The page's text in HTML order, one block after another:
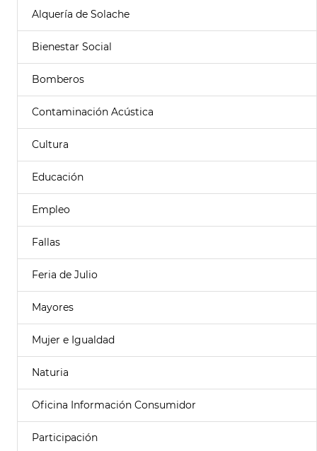
Alquería de Solache
Bienestar Social
Bomberos
Contaminación Acústica
Cultura
Educación
Empleo
Fallas
Feria de Julio
Mayores
Mujer e Igualdad
Naturia
Oficina Información Consumidor
Participación